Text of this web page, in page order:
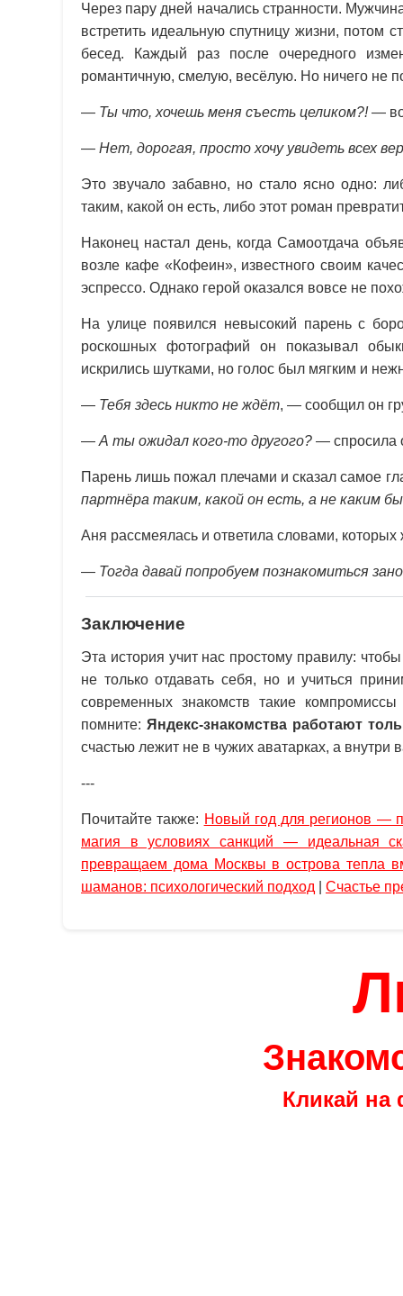
Через пару дней начались странности.
встретить идеальную спутницу жизни, потом
бесед. Каждый раз после очередного
романтичную, смелую, весёлую. Но ничего не
— Ты что, хочешь меня съесть целиком?!—
— Нет, дорогая, просто хочу увидеть всех
Это звучало забавно, но стало ясно одно:
таким, какой он есть, либо этот роман
Наконец настал день, когда Самоотдача
возле кафе «Кофеин», известного своим
эспрессо. Однако герой оказался вовсе не
На улице появился невысокий парень с
роскошных фотографий он показывал
искрились шутками, но голос был мягким и
— Тебя здесь никто не ждёт, — сообщил он
— А ты ожидал кого-то другого? — спросила
Парень лишь пожал плечами и сказал самое
партнёра таким, какой он есть, а не каким
Аня рассмеялась и ответила словами, которых
— Тогда давай попробуем познакомиться
Заключение
Эта история учит нас простому правилу:
не только отдавать себя, но и учиться
современных знакомств такие
помните:Яндекс-знакомства работают
счастью лежит не в чужих аватарках, а внутри
---
Почитайте также: Новый год для регионов —
магия в условиях санкций — идеальная
превращаем дома Москвы в острова тепла
шаманов: психологический подход
Счастье
Кликай на